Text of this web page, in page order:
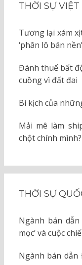
THỜI SỰ VIỆT
Tương lại xám
‘phân lô bán nền’
Đánh thuế bất
cuồng vì đất đai
Bi kịch của
Mải mê làm
chột chính mình?
THỜI SỰ
Ngành bán
mọc’ và cuộc
Ngành bán dẫn